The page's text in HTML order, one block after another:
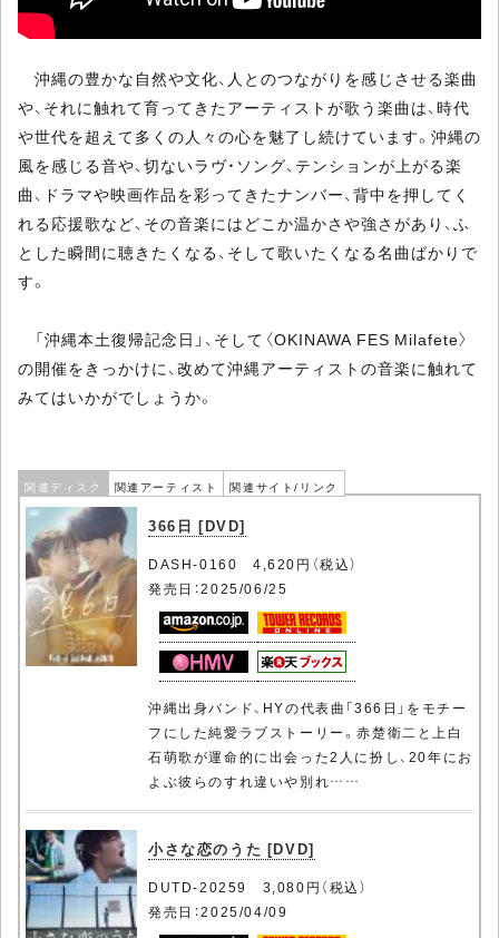
沖縄の豊かな自然や文化、人とのつながりを感じさせる楽曲
や、それに触れて育ってきたアーティストが歌う楽曲は、時代
や世代を超えて多くの人々の心を魅了し続けています。沖縄の
風を感じる音や、切ないラヴ・ソング、テンションが上がる楽
曲、ドラマや映画作品を彩ってきたナンバー、背中を押してく
れる応援歌など、その音楽にはどこか温かさや強さがあり、ふ
とした瞬間に聴きたくなる、そして歌いたくなる名曲ばかりで
す。
「沖縄本土復帰記念日」、そして〈OKINAWA FES Milafete〉
の開催をきっかけに、改めて沖縄アーティストの音楽に触れて
みてはいかがでしょうか。
関連ディスク 関連アーティスト 関連サイト/リンク
366日 [DVD]
DASH-0160 4,620円（税込）
発売日：2025/06/25
沖縄出身バンド、HYの代表曲「366日」をモチー
フにした純愛ラブストーリー。赤楚衛二と上白
石萌歌が運命的に出会った2人に扮し、20年にお
よぶ彼らのすれ違いや別れ……
小さな恋のうた [DVD]
DUTD-20259 3,080円（税込）
発売日：2025/04/09